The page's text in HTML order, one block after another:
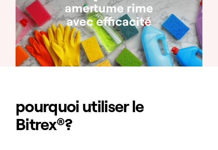
pourquoiutiliserle
Bitrex®?